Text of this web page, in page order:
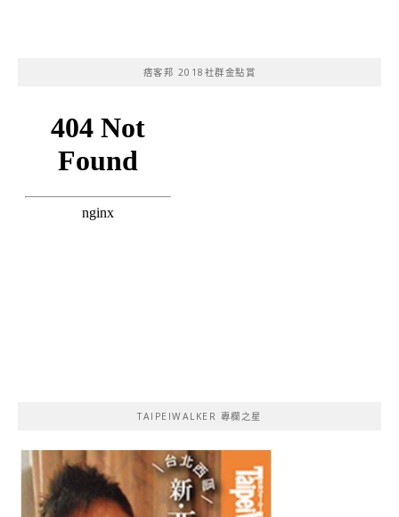
痞客邦 2018社群金點賞
TAIPEIWALKER 專欄之星